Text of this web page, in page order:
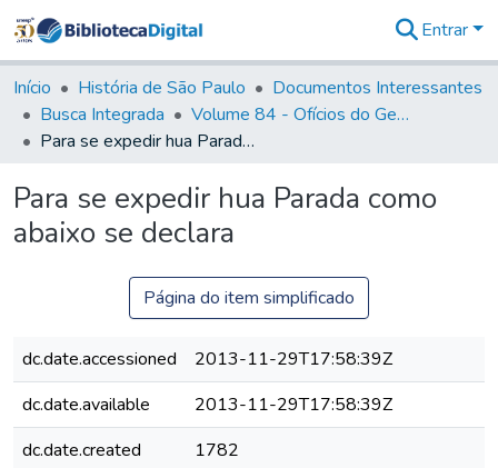
&
Coleções
Tudo na
Biblioteca
Estatísticas
Entrar
Início História de São Paulo
Documentos Interessantes
Busca Integrada
Volume 84 - Ofícios do General Martins Lopes de Saldanha (Governador da Capitania): 1782- 1786
Para se expedir hua Parada como abaixo se declara
Para se expedir hua Parada como
abaixo se declara
Página do item simplificado
dc.date.accessioned
2013-11-29T17:58:39Z
dc.date.available
2013-11-29T17:58:39Z
dc.date.created
1782